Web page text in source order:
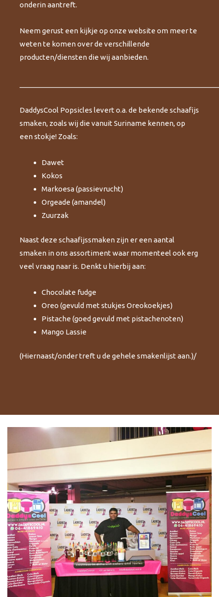
onderin aantreft.
Neem gerust een kijkje op onze website om meer te
weten te komen over de verschillende
producten/diensten die wij aanbieden.
DaddysCool Popsicles levert o.a. de bekende schaafijs
smaken, zoals wij die vanuit Suriname kennen, op
een stokje! Zoals:
Dawet
Kokos
Markoesa (passievrucht)
Orgeade (amandel)
Zuurzak
Naast deze schaafijssmaken zijn er een aantal
smaken in ons assortiment waar momenteel ook erg
veel vraag naar is. Denkt u hierbij aan:
Chocolate fudge
Oreo (gevuld met stukjes Oreokoekjes)
Pistache (goed gevuld met pistachenoten)
Mango Lassie
(Hiernaast/onder treft u de gehele smakenlijst aan.)/